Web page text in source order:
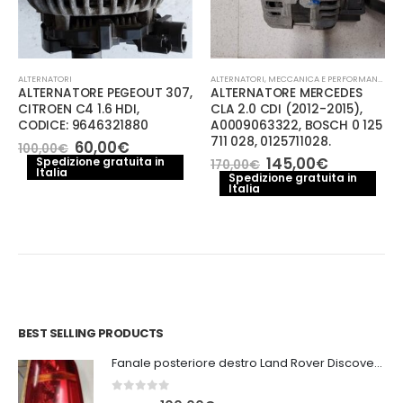
ALTERNATORI
ALTERNATORE PEGEOUT 307,
CITROEN C4 1.6 HDI,
CODICE: 9646321880
100,00€ Il
prezzo
originale
60,00€Il
prezzo
attuale
Spedizione gratuita in
Italia
ALTERNATORI, MECCANICA E PERFORMANCE
ALTERNATORE MERCEDES
CLA 2.0 CDI (2012-2015),
A0009063322, BOSCH 0 125
711 028, 0125711028.
170,00€ Il
prezzo
originale
145,00€Il
prezzo
attuale
Spedizione gratuita in
Italia
BEST SELLING PRODUCTS
Fanale posteriore destro Land Rover Discovery 3
out of 5